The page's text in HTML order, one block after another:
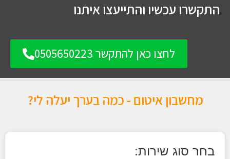
התקשרו עכשיו והתייעצו איתנו
לחצו כאן להתקשר 0505650223
מחשבון איטום - כמה בערך יעלה לי?
בחר סוג שירות: